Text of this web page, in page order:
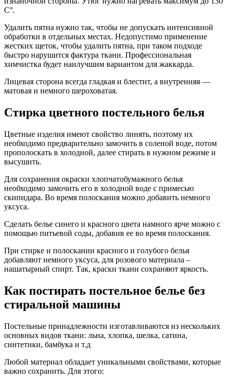
C°.
Удалить пятна нужно так, чтобы не допускать интенсивной
обработки в отдельных местах. Недопустимо применение
жестких щеток, чтобы удалить пятна, при таком подходе
быстро нарушится фактура ткани. Профессиональная
химчистка будет наилучшим вариантом для жаккарда.
Лицевая сторона всегда гладкая и блестит, а внутренняя —
матовая и немного шероховатая.
Стирка цветного постельного белья
Цветные изделия имеют свойство линять, поэтому их
необходимо предварительно замочить в соленой воде, потом
прополоскать в холодной, далее стирать в нужном режиме и
высушить.
Для сохранения окраски хлопчатобумажного белья
необходимо замочить его в холодной воде с примесью
скипидара. Во время полоскания можно добавить немного
уксуса.
Сделать белье синего и красного цвета намного ярче можно с
помощью питьевой соды, добавив ее во время полоскания.
При стирке и полоскании красного и голубого белья
добавляют немного уксуса, для розового материала –
нашатырный спирт. Так, краски ткани сохраняют яркость.
Как постирать постельное белье без
стиральной машины
Постельные принадлежности изготавливаются из нескольких
основных видов ткани: льна, хлопка, шелка, сатина,
синтетики, бамбука и т.д
Любой материал обладает уникальными свойствами, которые
важно сохранить. Для этого: